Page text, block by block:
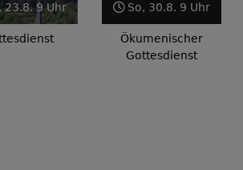
So, 30.8. 9 Uhr
Ökumenischer
So, 6.9.